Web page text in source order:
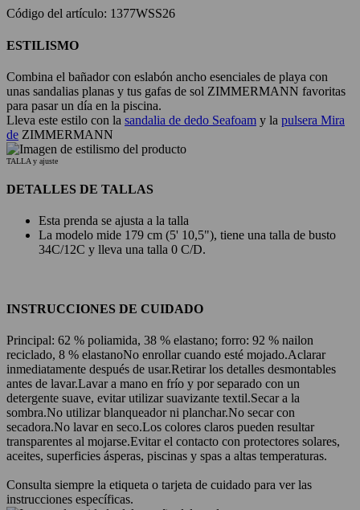
Código del artículo: 1377WSS26
ESTILISMO
Combina el bañador con eslabón ancho esenciales de playa con
unas sandalias planas y tus gafas de sol ZIMMERMANN favoritas
para pasar un día en la piscina.
Lleva este estilo con la sandalia de dedo Seafoam y la pulsera Mira
de ZIMMERMANN
TALLA y ajuste
DETALLES DE TALLAS
Esta prenda se ajusta a la talla
La modelo mide 179 cm (5' 10,5"), tiene una talla de busto
34C/12C y lleva una talla 0 C/D.
INSTRUCCIONES DE CUIDADO
Principal: 62 % poliamida, 38 % elastano; forro: 92 % nailon
reciclado, 8 % elastanoNo enrollar cuando esté mojado.Aclarar
inmediatamente después de usar.Retirar los detalles desmontables
antes de lavar.Lavar a mano en frío y por separado con un
detergente suave, evitar utilizar suavizante textil.Secar a la
sombra.No utilizar blanqueador ni planchar.No secar con
secadora.No lavar en seco.Los colores claros pueden resultar
transparentes al mojarse.Evitar el contacto con protectores solares,
aceites, superficies ásperas, piscinas y spas a altas temperaturas.
Consulta siempre la etiqueta o tarjeta de cuidado para ver las
instrucciones específicas.